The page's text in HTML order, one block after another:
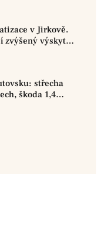
v Jirkově.
zvýšený výskyt
střecha
škoda 1,4